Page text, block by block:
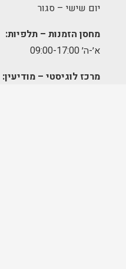
יום שישי – סגור
מחסן הזמנות – תלפיות:
א׳-ה׳ 09:00-17:00
מרכז לוגיסטי – מודיעין: